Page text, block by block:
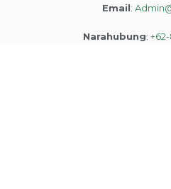
Email:
Narahubung: